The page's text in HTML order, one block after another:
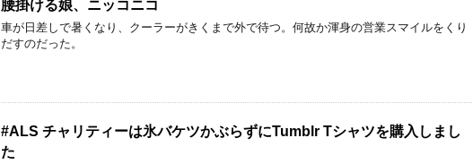
腰掛ける娘、ニッコニコ
車が日差しで暑くなり、クーラーがきくまで外で待つ。何故か渾身の営業スマイルをくり
だすのだった。
#ALS チャリティーは氷バケツかぶらずにTumblr Tシャツを購入しまし
た